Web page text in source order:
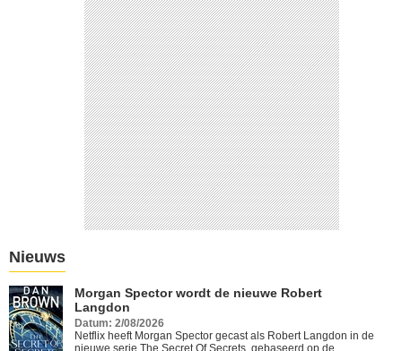
Cristiano Ronaldo waagt zich
aan fictiereeks
Lees meer
Nieuws
Morgan Spector wordt de nieuwe Robert
Langdon
Datum: 2/08/2026
Netflix heeft Morgan Spector gecast als Robert Langdon in de
nieuwe serie The Secret Of Secrets, gebaseerd op de